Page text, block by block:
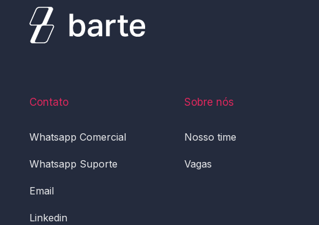
Contato
Whatsapp Comercial
Whatsapp Suporte
Email
Linkedin
Sobre nós
Nosso time
Vagas